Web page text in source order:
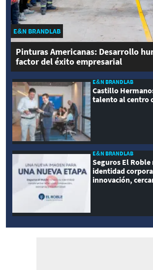
E&N BRANDLAB
Pinturas Americanas: Desarrollo
factor del éxito empresarial
E&N BRANDLAB
Castillo
talento al centro
E&N BRANDLAB
Seguros El Roble
identidad
innovación,